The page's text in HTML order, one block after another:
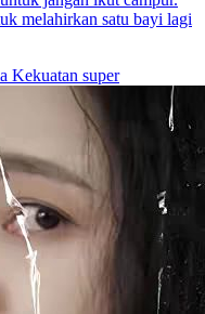
melahirkan satu bayi lagi
Kekuatan super